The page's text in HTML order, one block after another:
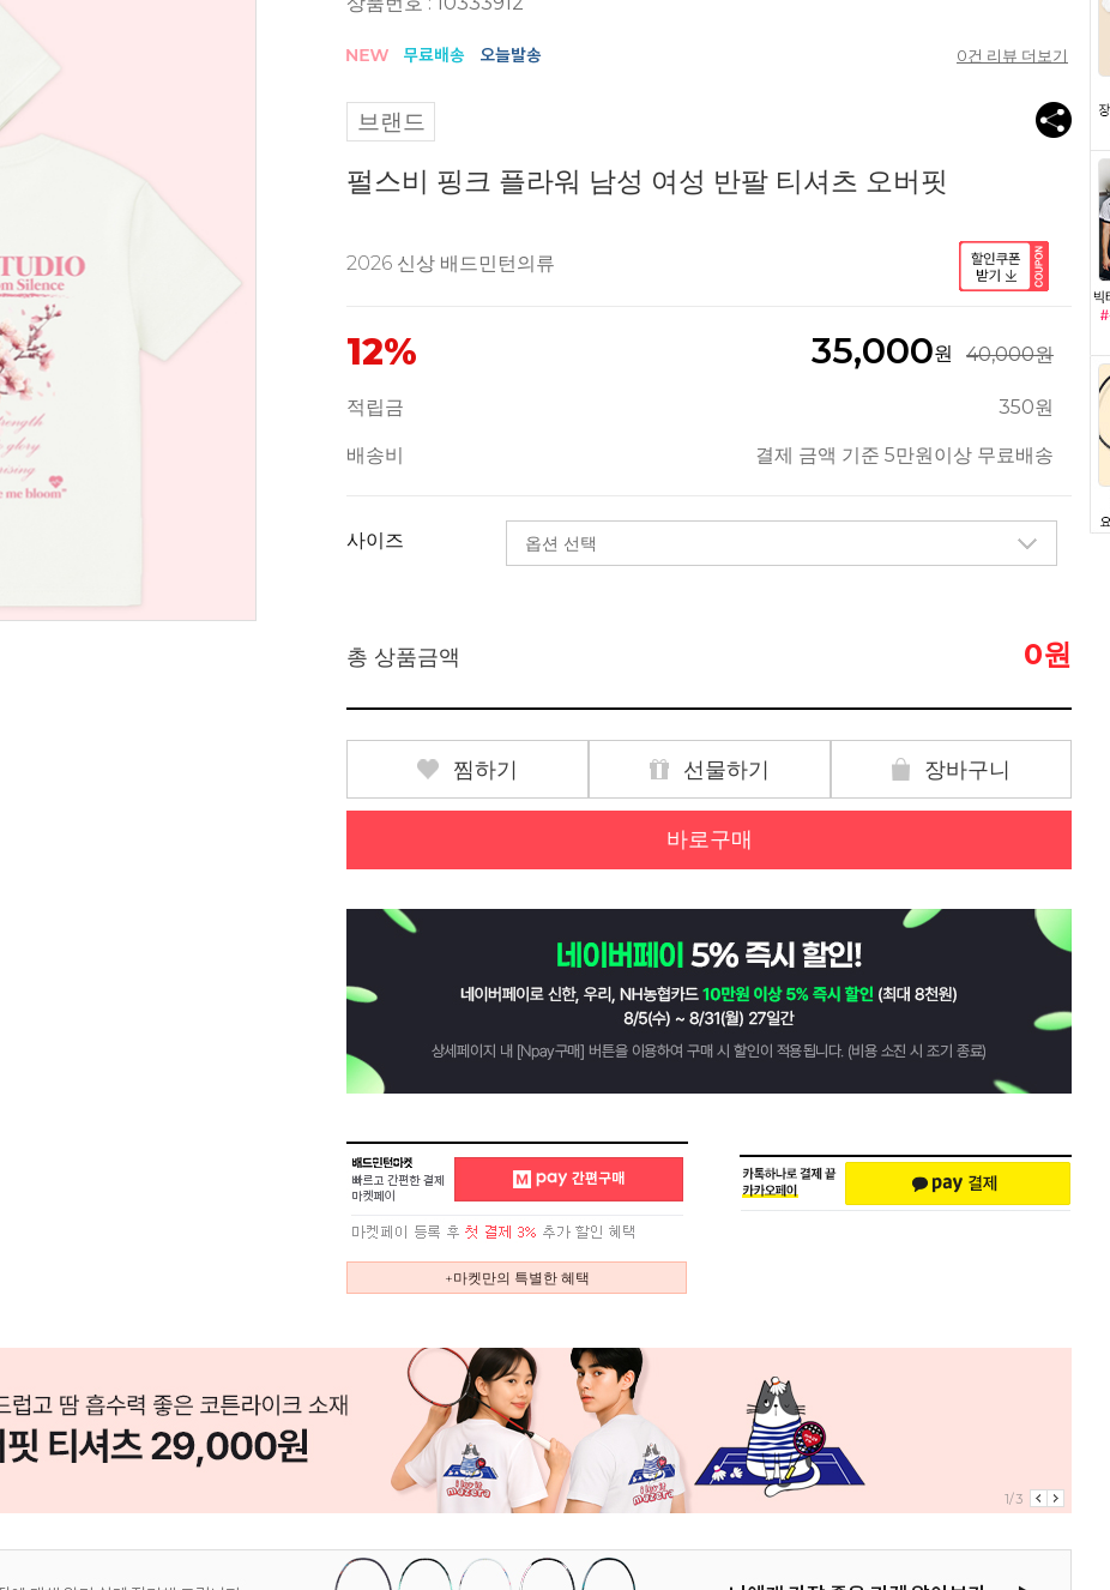
0건 리뷰 더보기
브랜드
펄스비 핑크 플라워 남성 여성 반팔 티셔츠 오버핏
2026 신상 배드민턴의류
12% 35,000원 40,000원
적립금 350원
배송비 결제 금액 기준 5만원이상 무료배송
사이즈
총 상품금액 0원
찜하기 선물하기 장바구니
바로구매
+마켓만의 특별한 혜택
1/3